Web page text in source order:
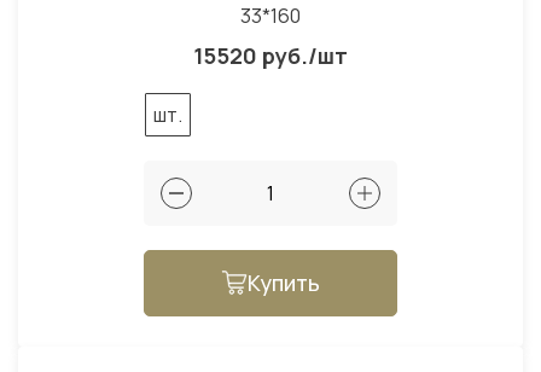
33*160
15520 руб./шт
шт.
Купить